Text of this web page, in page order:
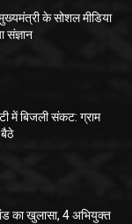
के सोशल मीडिया
संज्ञान
में बिजली संकट: ग्राम
का खुलासा, 4 अभियुक्त